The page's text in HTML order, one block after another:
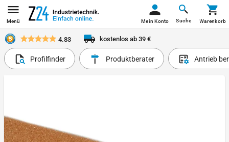
Menü Suche
Mein Konto Warenkorb
4.83 kostenlos ab 39 €
Profilfinder Produktberater Antrieb